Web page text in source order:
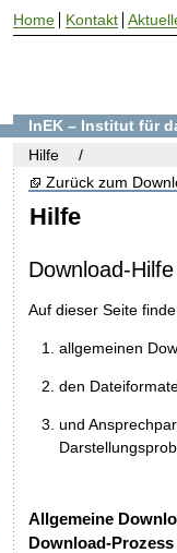
Hilfe
Zurück zum
Download-Hilfe
Auf dieser Seite
allgemeinen
den
und
Allgemeine
Download-Prozess
InEK – Institut für
Hilfe
Home Kontakt